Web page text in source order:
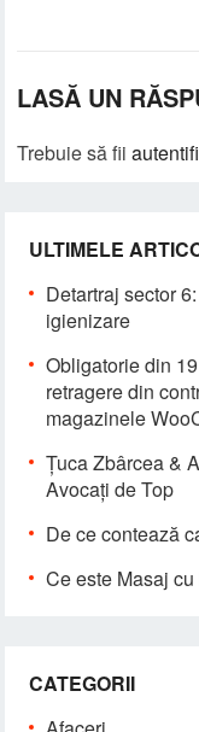
LASĂ UN
Trebuie să fii
ULTIMELE
Detartraj sector
igienizare
Obligatorie din
retragere din
magazinele
Țuca Zbârcea &
Avocați de Top
De ce contează
Ce este Masaj
CATEGORII